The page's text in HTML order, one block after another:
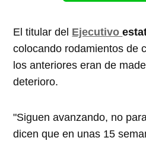
El titular del Ejecutivo
colocando rodamientos de
los anteriores eran de
deterioro.
"Siguen avanzando, no
dicen que en unas 15